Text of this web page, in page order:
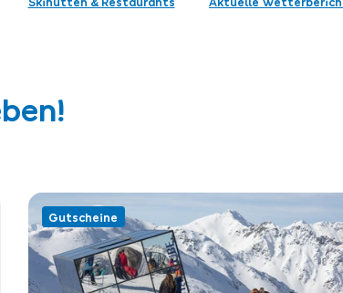
Skihütten & Restaurants Aktuelle
Gutscheine